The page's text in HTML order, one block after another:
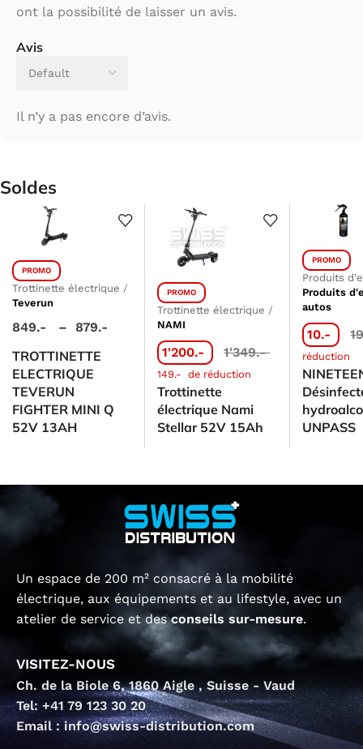
Avis
Il n’y a pas encore d’avis.
ont la possibilité de laisser un avis.
Soldes
PROMO
Trottinette électrique /
Teverun
849.- – 879.-
TROTTINETTE
ELECTRIQUE
TEVERUN
FIGHTER MINI Q
52V 13AH
PROMO
Trottinette électrique /
NAMI
1'200.- 1'349.-
149.- de réduction
Trottinette
électrique Nami
Stellar 52V 15Ah
PROMO
Produits
Produits
autos
10.-
réduction
UNPASS
Un espace de 200 m² consacré à la mobilité
électrique, aux équipements et au lifestyle, avec un
atelier de service et desconseils sur-mesure.
VISITEZ-NOUS
Ch. de la Biole 6, 1860 Aigle , Suisse - Vaud
Tel: +41 79 123 30 20
Email : info@swiss-distribution.com